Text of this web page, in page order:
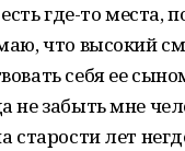
где-то
что высокий
себя ее
не забыть мне
старости лет